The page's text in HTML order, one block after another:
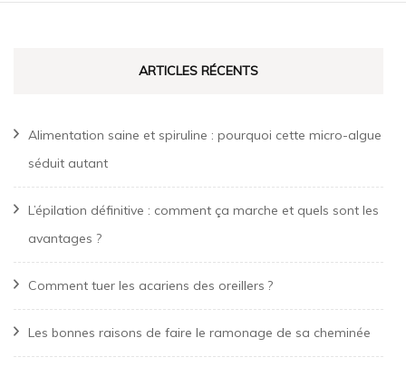
ARTICLES RÉCENTS
Alimentation saine et spiruline : pourquoi cette micro-algue
séduit autant
L’épilation définitive : comment ça marche et quels sont les
avantages ?
Comment tuer les acariens des oreillers ?
Les bonnes raisons de faire le ramonage de sa cheminée